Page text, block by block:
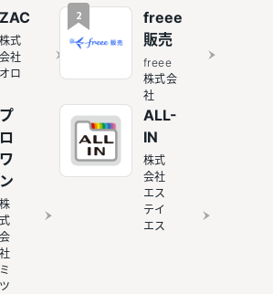
ZAC
株式
会社
オロ
2
freee
販売
freee
株式会
社
プ
ロ
ワ
ン
株
式
会
社
ミ
ツ
ALL-
IN
株式
会社
エス
テイ
エス